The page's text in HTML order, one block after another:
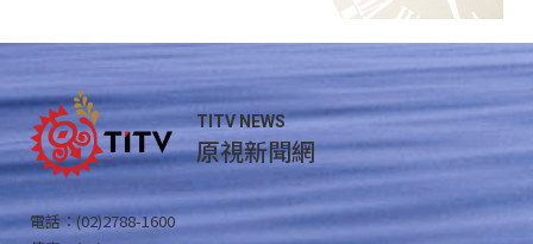
TITV NEWS
原視新聞網
電話：(02)2788-1600